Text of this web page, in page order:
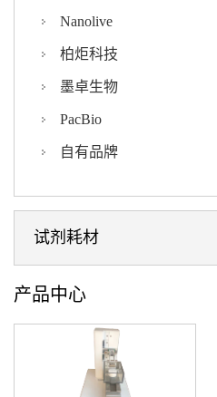
Nanolive
柏炬科技
墨卓生物
PacBio
自有品牌
试剂耗材
产品中心